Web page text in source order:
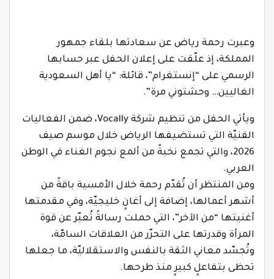
وعبرت رحمة رياض عن سعادتها بلقاء جمهور
المملكة، إذ علّقت على إعلان الحفل عبر حسابها
الرسمي على “إنستغرام”، قائلة: “يا أهل السعودية
الغاليين… وحشتوني مرة”.
ويأتي الحفل من تنظيم شركة Vocally، ضمن الفعاليات
الفنيّة التي تستضيفها الرياض خلال موسم صيف
2026، والتي تجمع نخبةً من ألمع نجوم الغناء في الوطن
العربي.
ومن المنتظر أن تُقدّم رحمة خلال الأمسية باقةً من
أشهر أعمالها، إضافة إلى أغانٍ خليجيّة، وفي مقدمتها
أغنيتها “من الآخر”، التي حملت رسالةً تُعبّر عن قوة
المرأة وقدرتها على التحرّر من العلاقات السامّة،
وتُجسّد معاني الثقة بالنفس والاستقلاليّة، ما جعلها
تحظى بتفاعلٍ كبيرٍ منذ طرحها.